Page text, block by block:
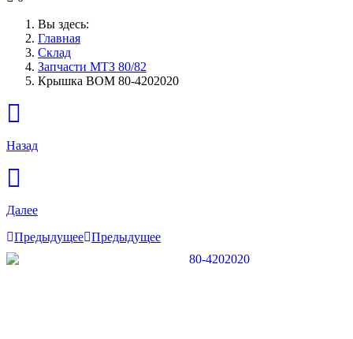
Вы здесь:
Главная
Склад
Запчасти МТЗ 80/82
Крышка ВОМ 80-4202020
Назад
Далее
Предыдущее Предыдущее